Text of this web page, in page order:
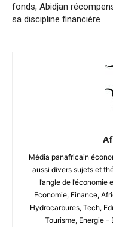
fonds, Abidjan
sa discipline financière
Média panafricain
aussi divers sujets et
l’angle de
Economie, Finance,
Hydrocarbures, Tech,
Tourisme, Energie